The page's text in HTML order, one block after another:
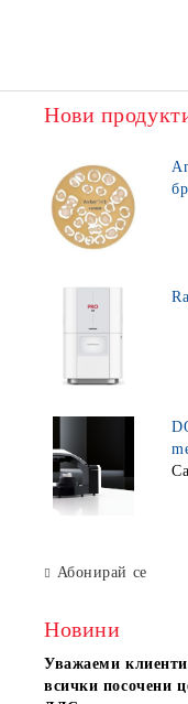
Нови
Абонирай се
Новини
Уважаеми
всички посочени